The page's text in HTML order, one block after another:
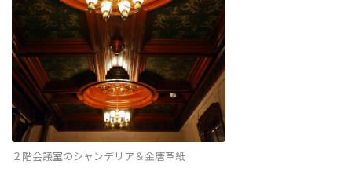
２階会議室のシャンデリア＆金唐革紙